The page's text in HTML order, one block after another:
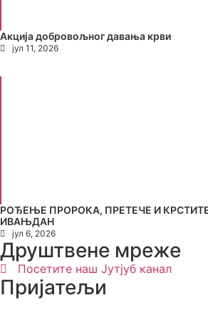
Акција добровољног давања крви
јул 11, 2026
РОЂЕЊЕ ПРОРОКА, ПРЕТЕЧЕ И
ИВАЊДАН
јул 6, 2026
Друштвене мреже
Посетите наш Јутјуб канал
Пријатељи